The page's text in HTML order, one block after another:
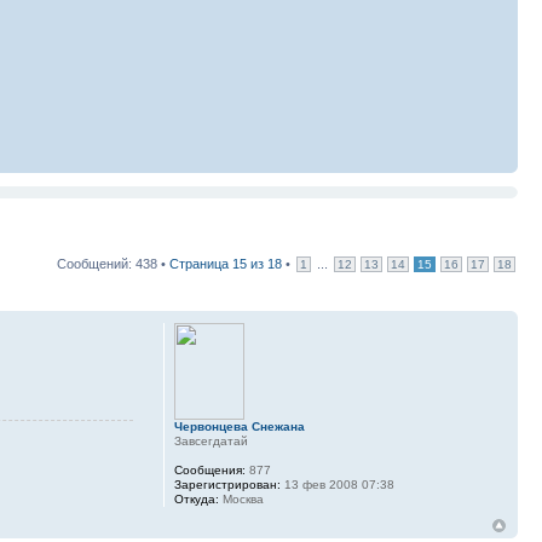
Сообщений: 438 • Страница 15 из 18 • 1 12 13 14 15 16 17 18
Червонцева Снежана
Завсегдатай
Сообщения: 877
Зарегистрирован: 13 фев 2008 07:38
Откуда: Москва